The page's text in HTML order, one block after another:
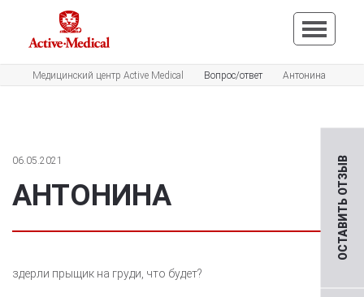
ОСТАВИТЬ ОТЗЫВ
Медицинский центр Active Medical Вопрос/ответ Антонина
06.05.2021
АНТОНИНА
здерли прыщик на груди, что будет?